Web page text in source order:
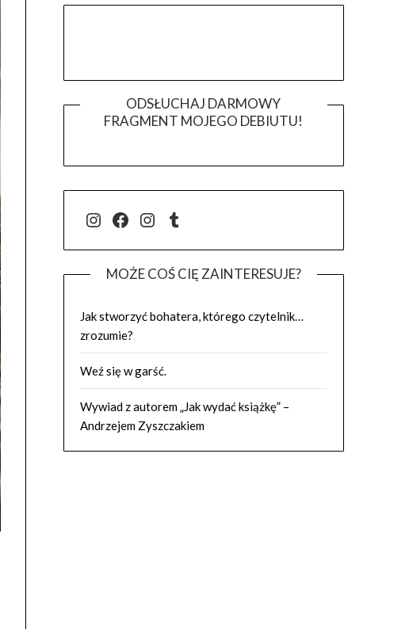
ODSŁUCHAJ DARMOWY
FRAGMENT MOJEGO DEBIUTU!
@j.luszynska
Facebook
@pisadlo_luszynska
Tumblr
MOŻE COŚ CIĘ ZAINTERESUJE?
Jak stworzyć bohatera, którego czytelnik…
zrozumie?
Weź się w garść.
Wywiad z autorem „Jak wydać książkę” –
Andrzejem Zyszczakiem